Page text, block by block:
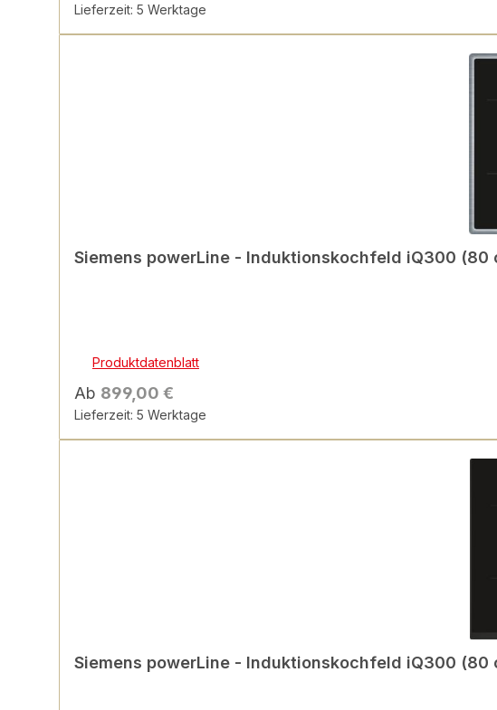
Lieferzeit: 5 Werktage
Siemens powerLine - Induktionskochfeld iQ300 (80
Produktdatenblatt
Ab 899,00 €
Lieferzeit: 5 Werktage
Siemens powerLine - Induktionskochfeld iQ300 (80